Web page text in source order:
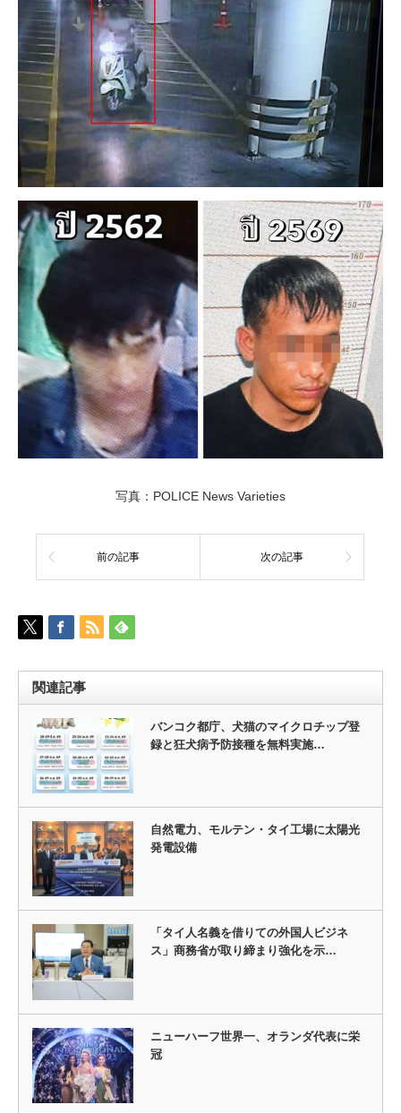
写真：POLICE News Varieties
前の記事 次の記事
関連記事
バンコク都庁、犬猫のマイクロチップ登
録と狂犬病予防接種を無料実施…
自然電力、モルテン・タイ工場に太陽光
発電設備
「タイ人名義を借りての外国人ビジネ
ス」商務省が取り締まり強化を示…
ニューハーフ世界一、オランダ代表に栄
冠